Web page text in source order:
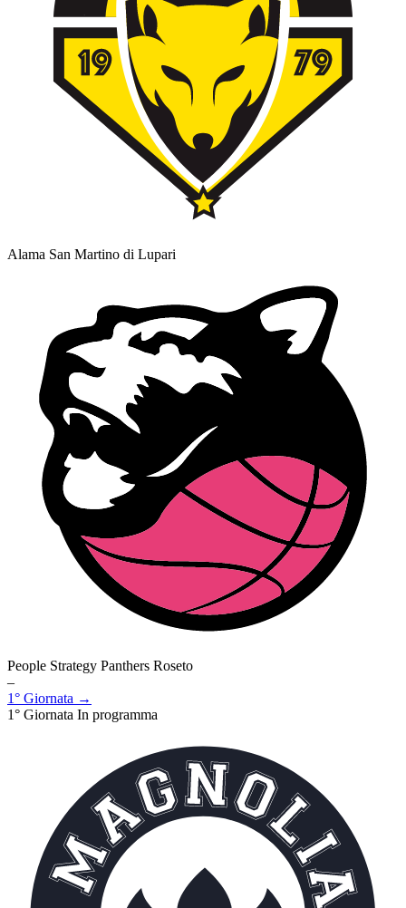
Alama San Martino di Lupari
People Strategy Panthers Roseto
–
1° Giornata →
1° Giornata In programma